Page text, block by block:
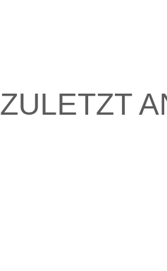
ZULETZT